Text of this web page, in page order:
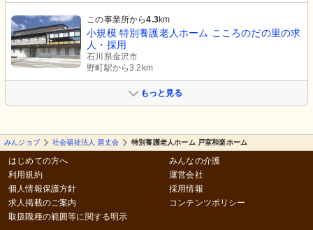
この事業所から4.3km
小規模 特別養護老人ホーム こころのだの里の求
人・採用
石川県金沢市
野町駅から3.2km
もっと見る
みんジョブ 社会福祉法人 眉丈会 特別養護老人ホーム 戸室和楽ホーム
はじめての方へ
利用規約
個人情報保護方針
求人掲載のご案内
取扱職種の範囲等に関する明示
みんなの介護
運営会社
採用情報
コンテンツポリシー